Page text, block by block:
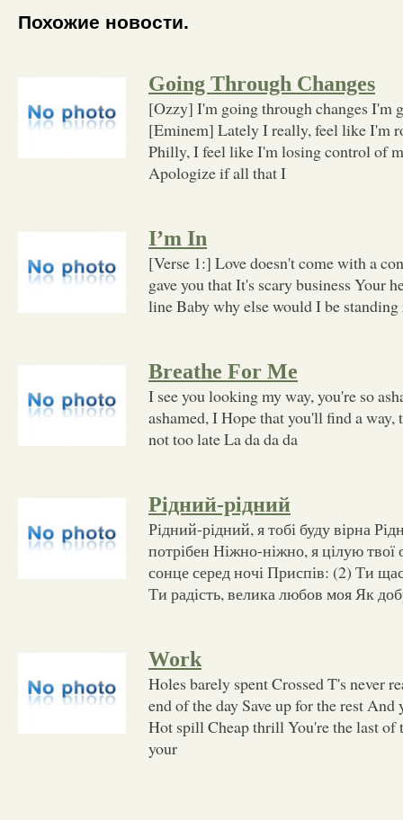
Похожие новости.
Going Through Changes
[Ozzy] I'm going through changes I'm
[Eminem] Lately I really, feel like I'm
Philly, I feel like I'm losing control of
Apologize if all that I
I’m In
[Verse 1:] Love doesn't come with a
gave you that It's scary business Your
line Baby why else would I be
Breathe For Me
I see you looking my way, you're so
ashamed, I Hope that you'll find a way,
not too late La da da da
Рідний-рідний
Рідний-рідний, я тобі буду вірна
потрібен Ніжно-ніжно, я цілую твої
сонце серед ночі Приспів: (2) Ти
Ти радість, велика любов моя Як
Work
Holes barely spent Crossed T's never
end of the day Save up for the rest
Hot spill Cheap thrill You're the last of
your